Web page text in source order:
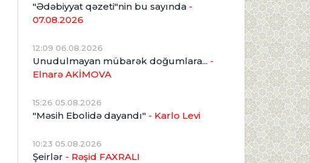
"Ədəbiyyat qəzeti"nin bu sayında -
07.08.2026
12:09 06.08.2026
Unudulmayan mübarək doğumlara... -
Elnarə AKİMOVA
15:26 05.08.2026
"Məsih Ebolidə dayandı" - Karlo Levi
10:23 05.08.2026
Şeirlər - Rəşid FAXRALI